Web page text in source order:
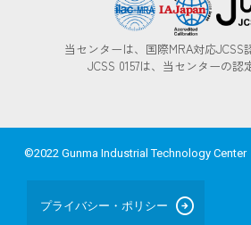
当センターは、国際MRA対応JCSS
JCSS 0157は、当センターの認
©2022 Gunma Industrial Technology Center
プライバシー・ポリシー arrow_circle_right